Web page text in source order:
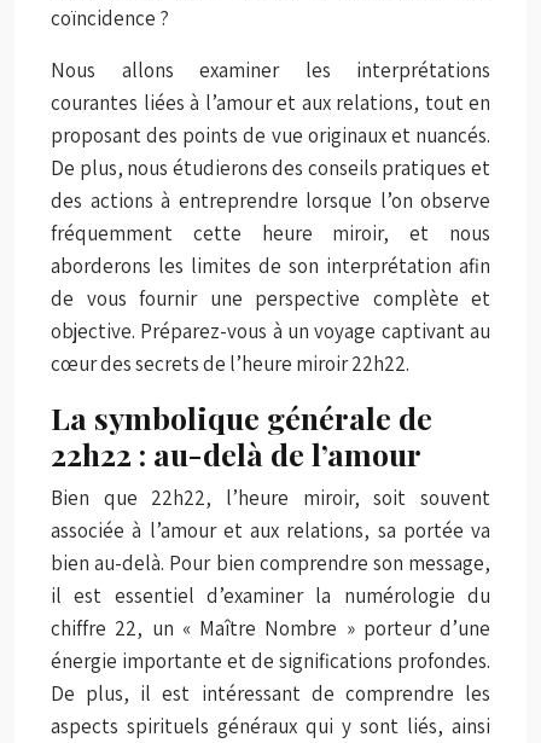
coïncidence ?
Nous allons examiner les interprétations
courantes liées à l’amour et aux relations, tout en
proposant des points de vue originaux et nuancés.
De plus, nous étudierons des conseils pratiques et
des actions à entreprendre lorsque l’on observe
fréquemment cette heure miroir, et nous
aborderons les limites de son interprétation afin
de vous fournir une perspective complète et
objective. Préparez-vous à un voyage captivant au
cœur des secrets de l’heure miroir 22h22.
La symbolique générale de
22h22 : au-delà de l’amour
Bien que 22h22, l’heure miroir, soit souvent
associée à l’amour et aux relations, sa portée va
bien au-delà. Pour bien comprendre son message,
il est essentiel d’examiner la numérologie du
chiffre 22, un « Maître Nombre » porteur d’une
énergie importante et de significations profondes.
De plus, il est intéressant de comprendre les
aspects spirituels généraux qui y sont liés, ainsi